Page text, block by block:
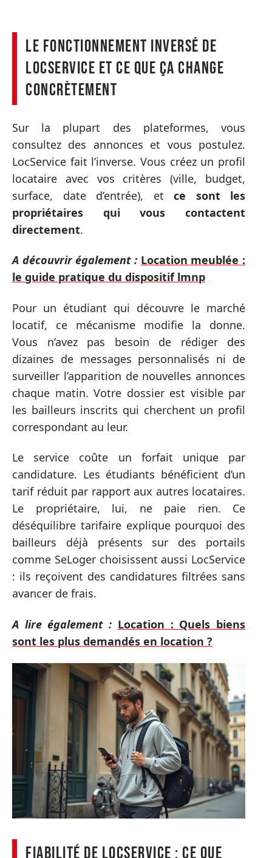
Le fonctionnement inversé de
LocService et ce que ça change
concrètement
Sur la plupart des plateformes, vous
consultez des annonces et vous postulez.
LocService fait l’inverse. Vous créez un profil
locataire avec vos critères (ville, budget,
surface, date d’entrée), et ce sont les
propriétaires qui vous contactent
directement.
A découvrir également : Location meublée :
le guide pratique du dispositif lmnp
Pour un étudiant qui découvre le marché
locatif, ce mécanisme modifie la donne.
Vous n’avez pas besoin de rédiger des
dizaines de messages personnalisés ni de
surveiller l’apparition de nouvelles annonces
chaque matin. Votre dossier est visible par
les bailleurs inscrits qui cherchent un profil
correspondant au leur.
Le service coûte un forfait unique par
candidature. Les étudiants bénéficient d’un
tarif réduit par rapport aux autres locataires.
Le propriétaire, lui, ne paie rien. Ce
déséquilibre tarifaire explique pourquoi des
bailleurs déjà présents sur des portails
comme SeLoger choisissent aussi LocService
: ils reçoivent des candidatures filtrées sans
avancer de frais.
A lire également : Location : Quels biens
sont les plus demandés en location ?
Fiabilité de LocService : ce que